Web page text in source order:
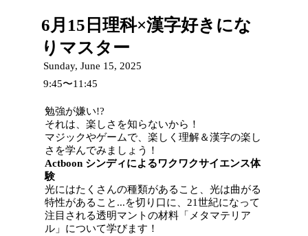
6月15日理科×漢字好きにな
りマスター
勉強が嫌い!?
それは、楽しさを知らないから！
マジックやゲームで、楽しく理解＆漢字の楽し
さを学んでみましょう！
Actboon シンディによるワクワクサイエンス体
験
光にはたくさんの種類があること、光は曲がる
特性があること...を切り口に、21世紀になって
注目される透明マントの材料「メタマテリア
ル」について学びます！
Sunday, June 15, 2025
9:45〜11:45